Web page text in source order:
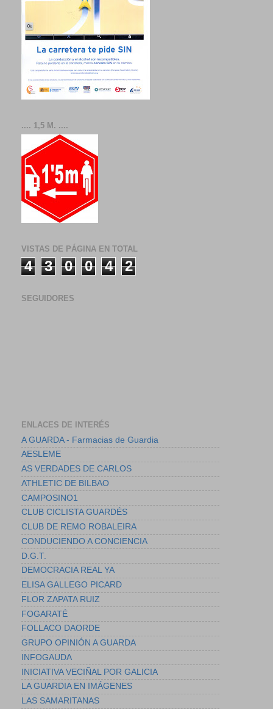
.... 1,5 M. ....
VISTAS DE PÁGINA EN TOTAL
4 3 0 0 4 2
SEGUIDORES
ENLACES DE INTERÉS
A GUARDA - Farmacias de Guardia
AESLEME
AS VERDADES DE CARLOS
ATHLETIC DE BILBAO
CAMPOSINO1
CLUB CICLISTA GUARDÉS
CLUB DE REMO ROBALEIRA
CONDUCIENDO A CONCIENCIA
D.G.T.
DEMOCRACIA REAL YA
ELISA GALLEGO PICARD
FLOR ZAPATA RUIZ
FOGARATÉ
FOLLACO DAORDE
GRUPO OPINIÓN A GUARDA
INFOGAUDA
INICIATIVA VECIÑAL POR GALICIA
LA GUARDIA EN IMÁGENES
LAS SAMARITANAS